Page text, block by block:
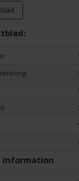
information